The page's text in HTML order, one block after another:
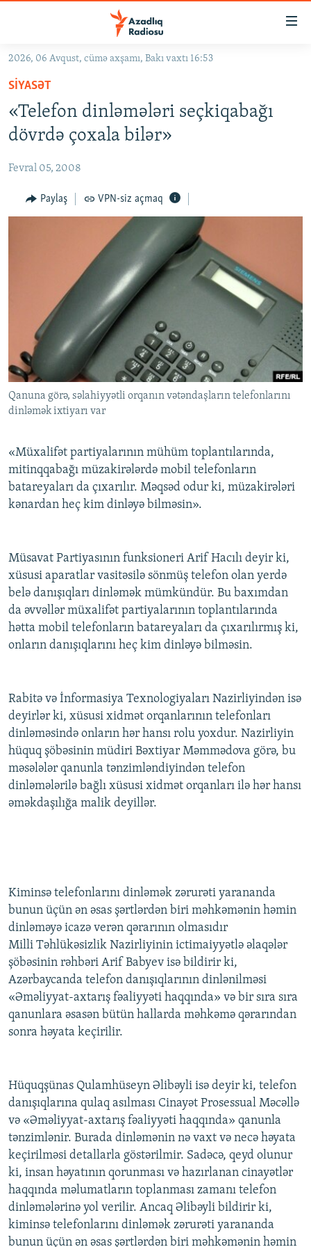
Əsas
qayıt
Əsas
naviqasiyaya
qayıt
Axtarışa
GÜNDƏM
#İZAHLA
KORRUPSIOMETR
FƏRQƏ BAX
QANUNI DOĞRU
FOTOQALEREYA
İNFOQRAFIKA
KARIKATURA
RADIO ARXIV
OXU ZALI
AZƏRBAYCAN ƏDƏBIYYATI KITABXANASI
İSLAM VƏ DEMOKRATIYA
İZ - MƏDƏNIYYƏT PROQRAMI
HAQQIMIZDA
MISSIYAMIZ
PEŞƏ ETIKASI VƏ JURNALISTIKA STANDARTLARIMIZ
MATERIALLARIMIZDAN ISTIFADƏ
AZADLIQRADIOSU MOBIL TELEFONUNUZDA
XƏBƏR BÜLLETENLƏRIMIZ
BIZI IZLƏ
RFE/RL-in bütün saytları
2026, 06 Avqust, cümə axşamı, Bakı vaxtı 16:53
SIYASƏT
«Telefon dinləmələri seçkiqabağı
dövrdə çoxala bilər»
Fevral 05, 2008
Paylaş VPN-siz açmaq
Qanuna görə, səlahiyyətli orqanın vətəndaşların telefonlarını
dinləmək ixtiyarı var
«Müxalifət partiyalarının mühüm toplantılarında,
mitinqqabağı müzakirələrdə mobil telefonların
batareyaları da çıxarılır. Məqsəd odur ki, müzakirələri
kənardan heç kim dinləyə bilməsin».
Müsavat Partiyasının funksioneri Arif Hacılı deyir ki,
xüsusi aparatlar vasitəsilə sönmüş telefon olan yerdə
belə danışıqları dinləmək mümkündür. Bu baxımdan
da əvvəllər müxalifət partiyalarının toplantılarında
hətta mobil telefonların batareyaları da çıxarılırmış ki,
onların danışıqlarını heç kim dinləyə bilməsin.
Rabitə və İnformasiya Texnologiyaları Nazirliyindən isə
deyirlər ki, xüsusi xidmət orqanlarının telefonları
dinləməsində onların hər hansı rolu yoxdur. Nazirliyin
hüquq şöbəsinin müdiri Bəxtiyar Məmmədova görə, bu
məsələlər qanunla tənzimləndiyindən telefon
dinləmələrilə bağlı xüsusi xidmət orqanları ilə hər hansı
əməkdaşılığa malik deyillər.
Kiminsə telefonlarını dinləmək zərurəti yarananda
bunun üçün ən əsas şərtlərdən biri məhkəmənin həmin
dinləməyə icazə verən qərarının olmasıdır
Milli Təhlükəsizlik Nazirliyinin ictimaiyyətlə əlaqələr
şöbəsinin rəhbəri Arif Babyev isə bildirir ki,
Azərbaycanda telefon danışıqlarının dinlənilməsi
«Əməliyyat-axtarış fəaliyyəti haqqında» və bir sıra sıra
qanunlara əsasən bütün hallarda məhkəmə qərarından
sonra həyata keçirilir.
Hüquqşünas Qulamhüseyn Əlibəyli isə deyir ki, telefon
danışıqlarına qulaq asılması Cinayət Prosessual Məcəllə
və «Əməliyyat-axtarış fəaliyyəti haqqında» qanunla
tənzimlənir. Burada dinləmənin nə vaxt və necə həyata
keçirilməsi detallarla göstərilmir. Sadəcə, qeyd olunur
ki, insan həyatının qorunması və hazırlanan cinayətlər
haqqında məlumatların toplanması zamanı telefon
dinləmələrinə yol verilir. Ancaq Əlibəyli bildirir ki,
kiminsə telefonlarını dinləmək zərurəti yarananda
bunun üçün ən əsas şərtlərdən biri məhkəmənin həmin